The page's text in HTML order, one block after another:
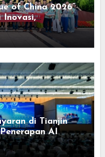
of China 2026”
Inovasi,
di Tianjin
AI